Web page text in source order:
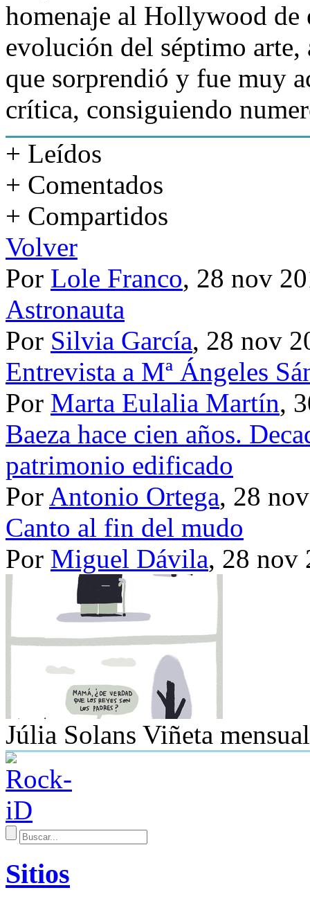
homenaje al Hollywood de
evolución del séptimo
que sorprendió y fue muy
crítica, consiguiendo
+ Leídos
+ Comentados
+ Compartidos
Volver
Por Lole Franco, 28 nov
Astronauta
Por Silvia García, 28 nov
Entrevista a Mª Ángeles
Por Marta Eulalia Martín,
Baeza hace cien años.
patrimonio edificado
Por Antonio Ortega, 28
Canto al fin del mudo
Por Miguel Dávila, 28 nov
Júlia Solans Viñeta mensual
Sitios